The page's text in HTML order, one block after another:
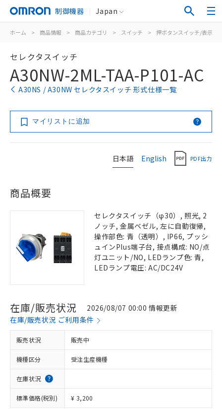
制御機器 Japan
ホーム > 商品情報 > 商品カテゴリ > スイッチ > 押ボタンスイッチ/表示灯
セレクタスイッチ
A30NW-2ML-TAA-P101-AC
A30NS / A30NW セレクタスイッチ 形式仕様一覧
マイリストに追加
日本語 English PDF出力
商品概要
セレクタスイッチ（φ30）, 照光, 2
ノッチ, 金属ベゼル, 左に自動復帰,
操作部色: 青（透明）, IP66, プッシ
ュインPlus端子台, 接点構成: NO/点
灯ユニット/NO, LEDランプ色: 青,
LEDランプ電圧: AC/DC24V
在庫/販売状況
2026/08/07 00:00 情報更新
在庫/販売状況 ご利用条件
販売状況 販売中
機種区分 受注生産機種
在庫状況
標準価格(税別) ¥ 3,200